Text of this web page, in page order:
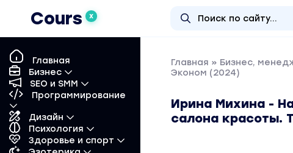
Cours X
Главная
Бизнес
SEO и SMM
Программирование
Дизайн
Психология
Здоровье и спорт
Главная » Бизнес,
Эконом (2024)
Ирина Михина -
салона красоты.